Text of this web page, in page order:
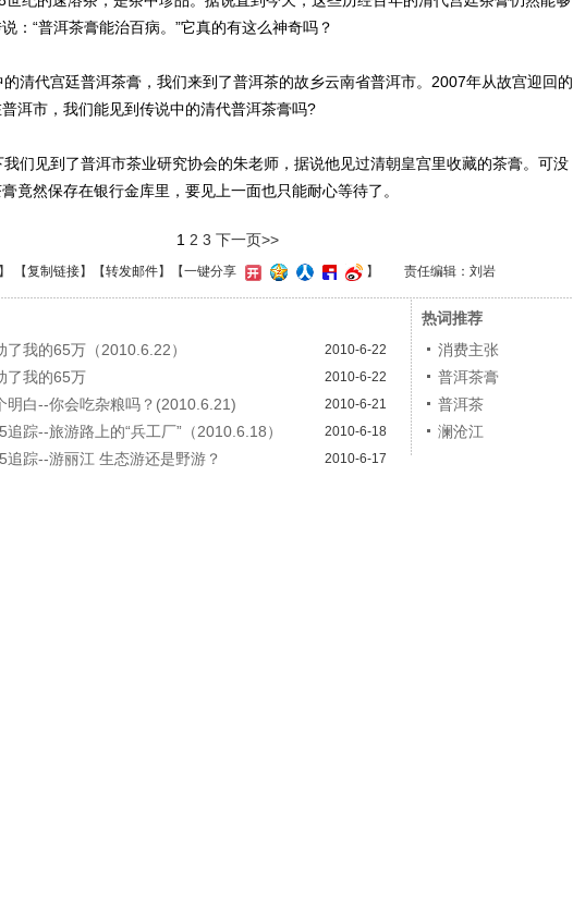
：“普洱茶膏能治百病。”它真的有这么神奇吗？
清代宫廷普洱茶膏，我们来到了普洱茶的故乡云南省普洱市。2007年从故宫迎回的
洱市，我们能见到传说中的清代普洱茶膏吗?
们见到了普洱市茶业研究协会的朱老师，据说他见过清朝皇宫里收藏的茶膏。可没
竟然保存在银行金库里，要见上一面也只能耐心等待了。
1 2 3 下一页>>
】 【复制链接】【转发邮件】 【一键分享 】 责任编辑：刘岩
了我的65万（2010.6.22）
2010-6-22
了我的65万 2010-6-22
明白--你会吃杂粮吗？(2010.6.21) 2010-6-21
踪--旅游路上的“兵工厂”（2010.6.18） 2010-6-18
追踪--游丽江 生态游还是野游？
2010-6-17
热词推荐
消费主张
普洱茶膏
普洱茶
澜沧江